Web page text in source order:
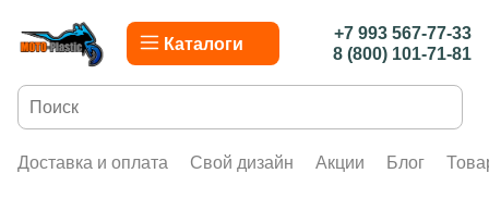
Каталоги
+7 993 567-77-33
8 (800) 101-71-81
Доставка и оплата Свой дизайн Акции Блог